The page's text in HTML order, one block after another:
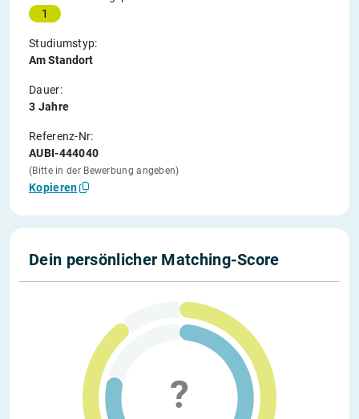
1
Studiumstyp:
Am Standort
Dauer:
3 Jahre
Referenz-Nr:
AUBI-444040
(Bitte in der Bewerbung angeben)
Kopieren
Dein persönlicher Matching-Score